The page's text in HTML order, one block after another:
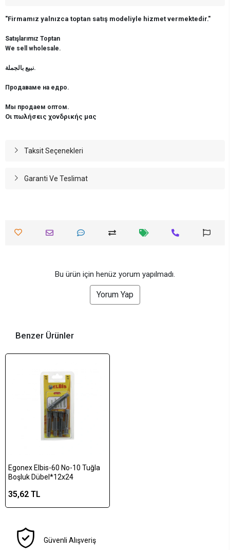
"Firmamız yalnızca toptan satış modeliyle hizmet vermektedir."
Satışlarımız Toptan
We sell wholesale.
نبيع بالجملة.
Продаваме на едро.
Мы продаем оптом.
Οι πωλήσεις χονδρικής μας
Taksit Seçenekleri
Garanti Ve Teslimat
Bu ürün için henüz yorum yapılmadı.
Yorum Yap
Benzer Ürünler
Egonex Elbis-60 No-10 Tuğla
Boşluk Dübel*12x24
35,62 TL
Güvenli Alışveriş